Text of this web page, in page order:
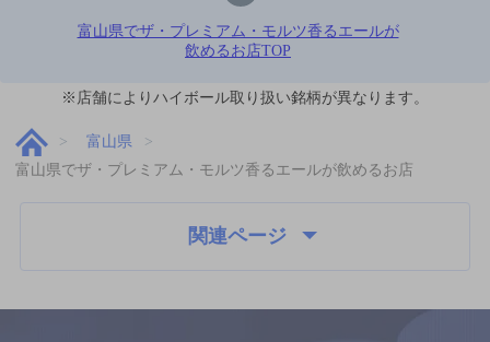
富山県でザ・プレミアム・モルツ香るエールが
飲めるお店TOP
※店舗によりハイボール取り扱い銘柄が異なります。
富山県
富山県でザ・プレミアム・モルツ香るエールが飲めるお店
関連ページ